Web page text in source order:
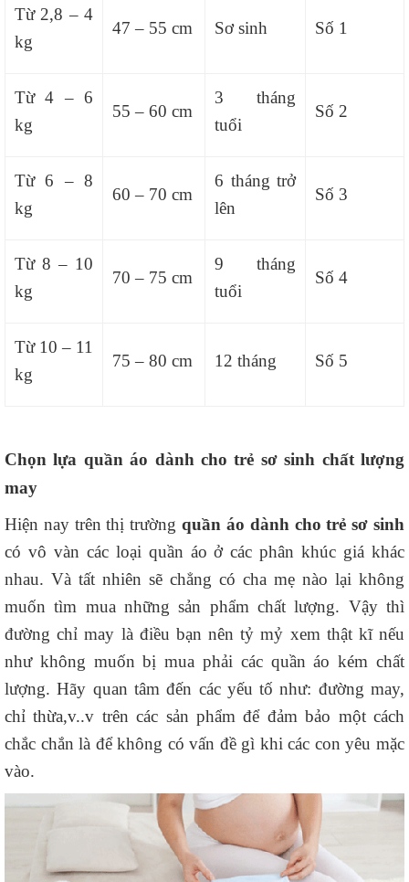
Từ 2,8 – 4
kg
47 – 55 cm Sơ sinh Số 1
Từ 4 – 6
kg
55 – 60 cm
3 tháng
tuổi
Số 2
Từ 6 – 8
kg
60 – 70 cm
6 tháng trở
lên
Số 3
Từ 8 – 10
kg
70 – 75 cm
9 tháng
tuổi
Số 4
Từ 10 – 11
kg
75 – 80 cm 12 tháng Số 5
Chọn lựa quần áo dành cho trẻ sơ sinh chất lượng
may
Hiện nay trên thị trườngquần áo dành cho trẻ sơ sinh
có vô vàn các loại quần áo ở các phân khúc giá khác
nhau. Và tất nhiên sẽ chẳng có cha mẹ nào lại không
muốn tìm mua những sản phẩm chất lượng. Vậy thì
đường chỉ may là điều bạn nên tỷ mỷ xem thật kĩ nếu
như không muốn bị mua phải các quần áo kém chất
lượng. Hãy quan tâm đến các yếu tố như: đường may,
chỉ thừa,v..v trên các sản phẩm để đảm bảo một cách
chắc chắn là để không có vấn đề gì khi các con yêu mặc
vào.